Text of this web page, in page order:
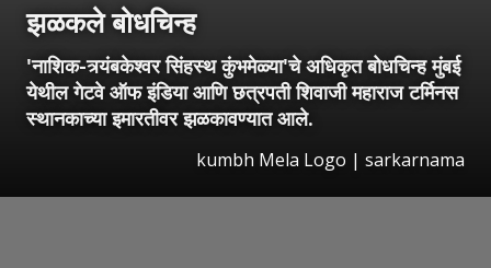
झळकले बोधचिन्ह
'नाशिक-त्र्यंबकेश्वर सिंहस्थ कुंभमेळ्या'चे अधिकृत बोधचिन्ह मुंबई
येथील गेटवे ऑफ इंडिया आणि छत्रपती शिवाजी महाराज टर्मिनस
स्थानकाच्या इमारतीवर झळकावण्यात आले.
kumbh Mela Logo | sarkarnama